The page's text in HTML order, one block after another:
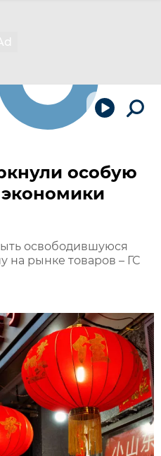
особую
освободившуюся
на рынке товаров – ГС